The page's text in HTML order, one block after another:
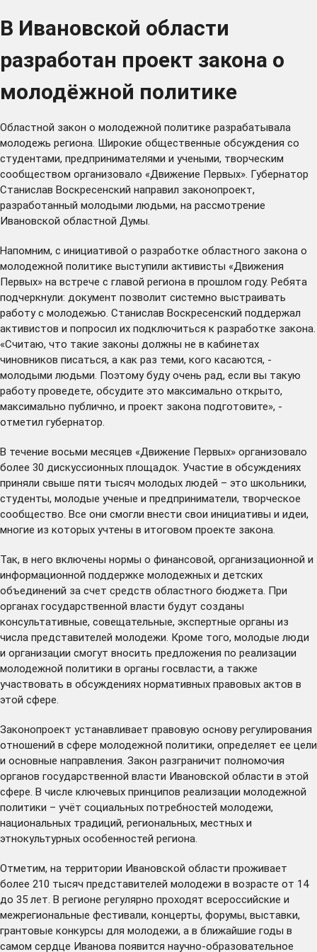
В Ивановской области
разработан проект закона о
молодёжной политике
Областной закон о молодежной политике разрабатывала
молодежь региона. Широкие общественные обсуждения со
студентами, предпринимателями и учеными, творческим
сообществом организовало «Движение Первых». Губернатор
Станислав Воскресенский направил законопроект,
разработанный молодыми людьми, на рассмотрение
Ивановской областной Думы.
Напомним, с инициативой о разработке областного закона о
молодежной политике выступили активисты «Движения
Первых» на встрече с главой региона в прошлом году. Ребята
подчеркнули: документ позволит системно выстраивать
работу с молодежью. Станислав Воскресенский поддержал
активистов и попросил их подключиться к разработке закона.
«Считаю, что такие законы должны не в кабинетах
чиновников писаться, а как раз теми, кого касаются, -
молодыми людьми. Поэтому буду очень рад, если вы такую
работу проведете, обсудите это максимально открыто,
максимально публично, и проект закона подготовите», -
отметил губернатор.
В течение восьми месяцев «Движение Первых» организовало
более 30 дискуссионных площадок. Участие в обсуждениях
приняли свыше пяти тысяч молодых людей – это школьники,
студенты, молодые ученые и предприниматели, творческое
сообщество. Все они смогли внести свои инициативы и идеи,
многие из которых учтены в итоговом проекте закона.
Так, в него включены нормы о финансовой, организационной и
информационной поддержке молодежных и детских
объединений за счет средств областного бюджета. При
органах государственной власти будут созданы
консультативные, совещательные, экспертные органы из
числа представителей молодежи. Кроме того, молодые люди
и организации смогут вносить предложения по реализации
молодежной политики в органы госвласти, а также
участвовать в обсуждениях нормативных правовых актов в
этой сфере.
Законопроект устанавливает правовую основу регулирования
отношений в сфере молодежной политики, определяет ее цели
и основные направления. Закон разграничит полномочия
органов государственной власти Ивановской области в этой
сфере. В числе ключевых принципов реализации молодежной
политики – учёт социальных потребностей молодежи,
национальных традиций, региональных, местных и
этнокультурных особенностей региона.
Отметим, на территории Ивановской области проживает
более 210 тысяч представителей молодежи в возрасте от 14
до 35 лет. В регионе регулярно проходят всероссийские и
межрегиональные фестивали, концерты, форумы, выставки,
грантовые конкурсы для молодежи, а в ближайшие годы в
самом сердце Иванова появится научно-образовательное